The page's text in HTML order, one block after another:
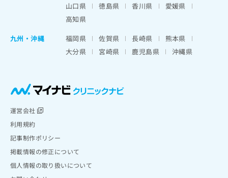
山口県
徳島県 香川県
愛媛県
高知県
九州・沖縄
福岡県 佐賀県 長崎県
熊本県
大分県
宮崎県 鹿児島県 沖縄県
運営会社
利用規約
記事制作ポリシー
掲載情報の修正について
個人情報の取り扱いについて